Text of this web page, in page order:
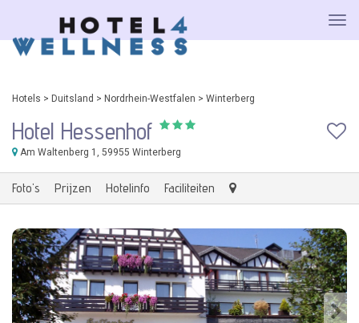
Hotels > Duitsland > Nordrhein-Westfalen > Winterberg
Hotel Hessenhof
Am Waltenberg 1, 59955 Winterberg
Foto's Prijzen Hotelinfo Faciliteiten